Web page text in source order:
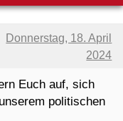
Donnerstag, 18. April
2024
Euch auf, sich
politischen